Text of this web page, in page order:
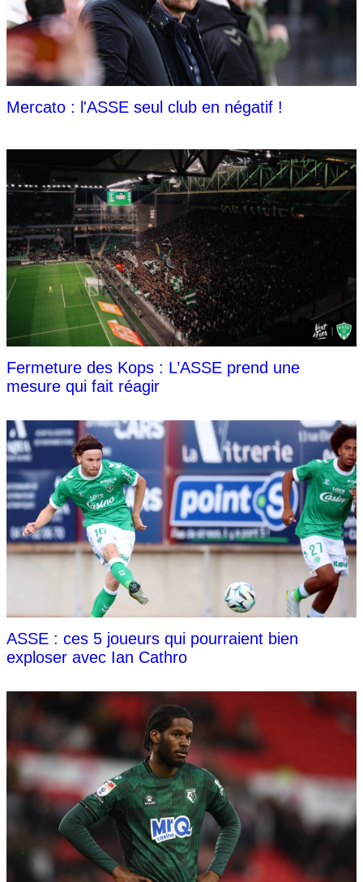
Mercato : l'ASSE seul club en négatif !
Fermeture des Kops : L’ASSE prend une
mesure qui fait réagir
ASSE : ces 5 joueurs qui pourraient bien
exploser avec Ian Cathro